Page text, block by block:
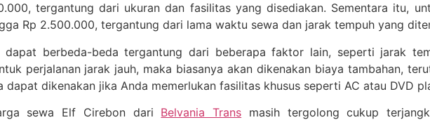
tergantung dari ukuran dan fasilitas yang disediakan. Sementara itu,
Rp 2.500.000, tergantung dari lama waktu sewa dan jarak tempuh yang
dapat berbeda-beda tergantung dari beberapa faktor lain, seperti jarak
perjalanan jarak jauh, maka biasanya akan dikenakan biaya tambahan,
dapat dikenakan jika Anda memerlukan fasilitas khusus seperti AC atau DVD
sewa Elf Cirebon dari Belvania Trans masih tergolong cukup